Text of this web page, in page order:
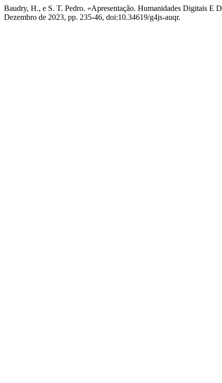
Baudry, H., e S. T. Pedro. «Apresentação. Humanidades Digitais E
Dezembro de 2023, pp. 235-46, doi:10.34619/g4js-auqr.